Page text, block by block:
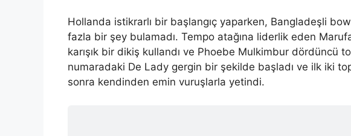
Hollanda istikrarlı bir başlangıç ​​yaparken, Bangladeşli
fazla bir şey bulamadı. Tempo atağına liderlik eden
karışık bir dikiş kullandı ve Phoebe Mulkimbur dördüncü
numaradaki De Lady gergin bir şekilde başladı ve ilk iki
sonra kendinden emin vuruşlarla yetindi.